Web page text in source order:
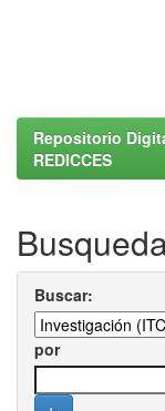
Repositorio
REDICCES
Buscar:
por